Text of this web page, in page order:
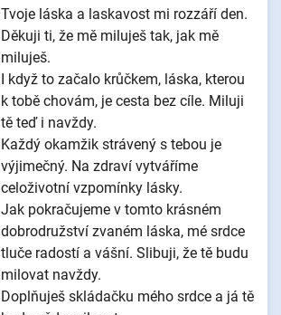
Tvoje láska a laskavost mi rozzáří den.
Děkuji ti, že mě miluješ tak, jak mě
miluješ.
I když to začalo krůčkem, láska, kterou
k tobě chovám, je cesta bez cíle. Miluji
tě teď i navždy.
Každý okamžik strávený s tebou je
výjimečný. Na zdraví vytváříme
celoživotní vzpomínky lásky.
Jak pokračujeme v tomto krásném
dobrodružství zvaném láska, mé srdce
tluče radostí a vášní. Slibuji, že tě budu
milovat navždy.
Doplňuješ skládačku mého srdce a já tě